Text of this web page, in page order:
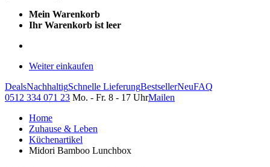
Mein Warenkorb
Ihr Warenkorb ist leer
Weiter einkaufen
DealsNachhaltigSchnelle LieferungBestsellerNeuFAQ
0512 334 071 23 Mo. - Fr. 8 - 17 UhrMailen
Home
Zuhause & Leben
Küchenartikel
Midori Bamboo Lunchbox